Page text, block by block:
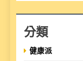
分類
健康派